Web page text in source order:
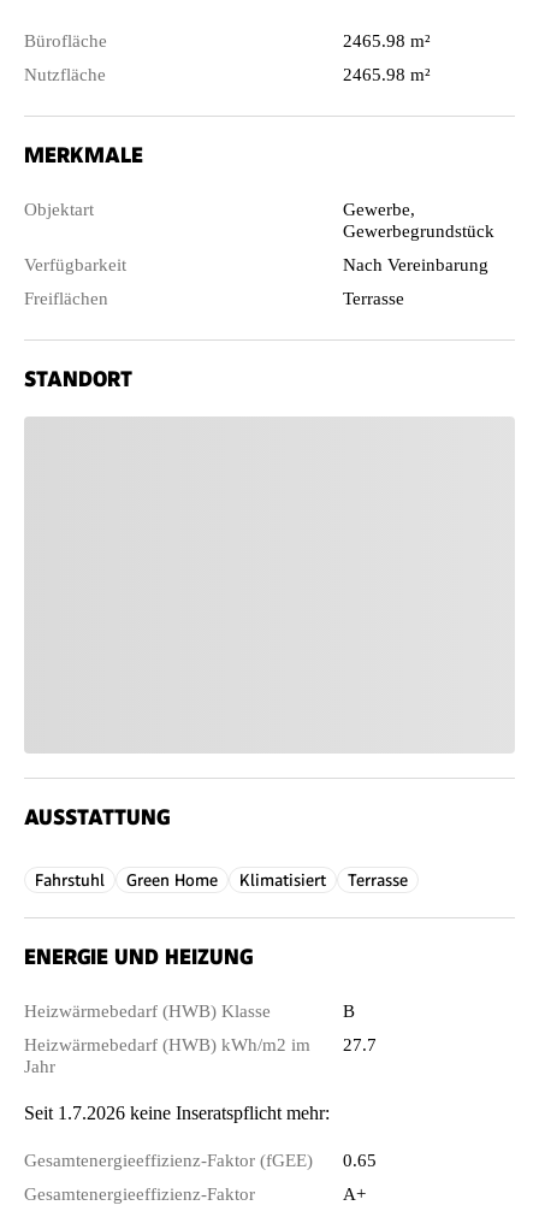
Bürofläche
2465.98 m²
Nutzfläche
2465.98 m²
MERKMALE
Objektart
Gewerbe,
Gewerbegrundstück
Verfügbarkeit
Nach Vereinbarung
Freiflächen
Terrasse
STANDORT
AUSSTATTUNG
Fahrstuhl Green Home Klimatisiert Terrasse
ENERGIE UND HEIZUNG
Heizwärmebedarf (HWB) Klasse
B
Heizwärmebedarf (HWB) kWh/m2 im
Jahr
27.7
Seit 1.7.2026 keine Inseratspflicht mehr:
Gesamtenergieeffizienz-Faktor (fGEE)
0.65
Gesamtenergieeffizienz-Faktor
A+